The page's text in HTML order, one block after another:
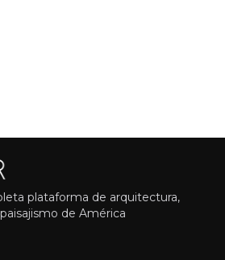
plataforma de arquitectura,
de América